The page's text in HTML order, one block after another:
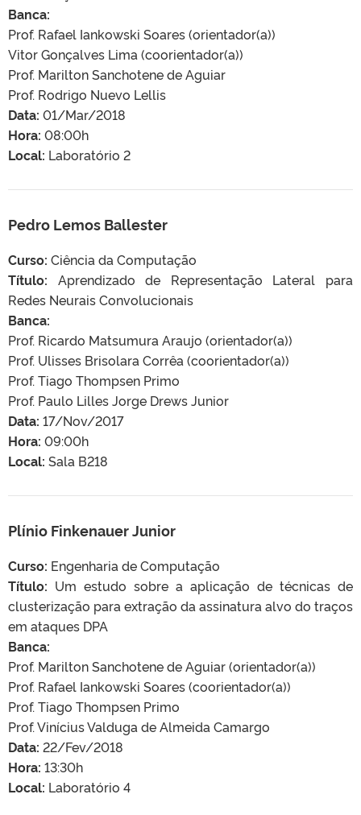
Banca:
Prof. Rafael Iankowski Soares (orientador(a))
Vitor Gonçalves Lima (coorientador(a))
Prof. Marilton Sanchotene de Aguiar
Prof. Rodrigo Nuevo Lellis
Data: 01/Mar/2018
Hora: 08:00h
Local: Laboratório 2
Pedro Lemos Ballester
Curso: Ciência da Computação
Título: Aprendizado de Representação Lateral para
Redes Neurais Convolucionais
Banca:
Prof. Ricardo Matsumura Araujo (orientador(a))
Prof. Ulisses Brisolara Corrêa (coorientador(a))
Prof. Tiago Thompsen Primo
Prof. Paulo Lilles Jorge Drews Junior
Data: 17/Nov/2017
Hora: 09:00h
Local: Sala B218
Plínio Finkenauer Junior
Curso: Engenharia de Computação
Título: Um estudo sobre a aplicação de técnicas de
clusterização para extração da assinatura alvo do traços
em ataques DPA
Banca:
Prof. Marilton Sanchotene de Aguiar (orientador(a))
Prof. Rafael Iankowski Soares (coorientador(a))
Prof. Tiago Thompsen Primo
Prof. Vinícius Valduga de Almeida Camargo
Data: 22/Fev/2018
Hora: 13:30h
Local: Laboratório 4